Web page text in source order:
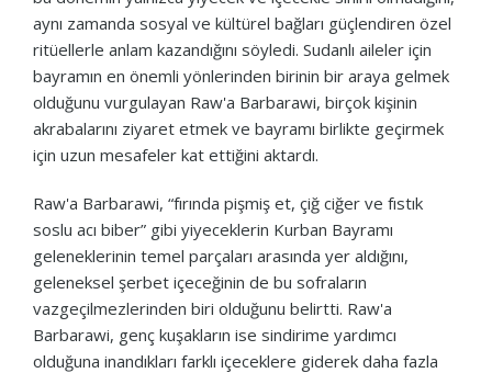
aynı zamanda sosyal ve kültürel bağları güçlendiren özel
ritüellerle anlam kazandığını söyledi. Sudanlı aileler için
bayramın en önemli yönlerinden birinin bir araya gelmek
olduğunu vurgulayan Raw'a Barbarawi, birçok kişinin
akrabalarını ziyaret etmek ve bayramı birlikte geçirmek
için uzun mesafeler kat ettiğini aktardı.
Raw'a Barbarawi, “fırında pişmiş et, çiğ ciğer ve fıstık
soslu acı biber” gibi yiyeceklerin Kurban Bayramı
geleneklerinin temel parçaları arasında yer aldığını,
geleneksel şerbet içeceğinin de bu sofraların
vazgeçilmezlerinden biri olduğunu belirtti. Raw'a
Barbarawi, genç kuşakların ise sindirime yardımcı
olduğuna inandıkları farklı içeceklere giderek daha fazla